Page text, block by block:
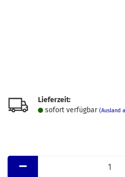
Lieferzeit:
sofort verfügbar (Ausland